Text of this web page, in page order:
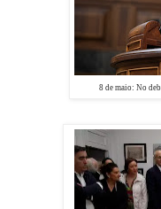
8 de maio: No